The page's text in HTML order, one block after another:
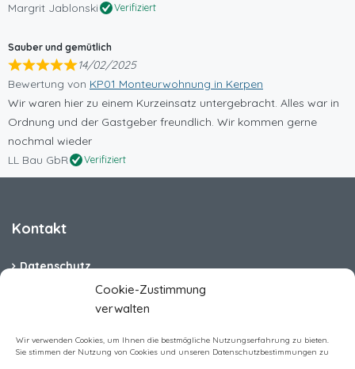
Cookie-Zustimmung
verwalten
Wir verwenden Cookies, um Ihnen die bestmögliche Nutzungserfahrung zu bieten.
Sie stimmen der Nutzung von Cookies und unseren Datenschutzbestimmungen zu
Margrit Jablonski
Verifiziert
Sauber und gemütlich
14/02/2025
Bewertung von KP01 Monteurwohnung in Kerpen
Wir waren hier zu einem Kurzeinsatz untergebracht. Alles war in
Ordnung und der Gastgeber freundlich. Wir kommen gerne
nochmal wieder
LL Bau GbR
Verifiziert
Kontakt
Datenschutz
Cookie-Richtlinie (EU)
Barrierefreiheit